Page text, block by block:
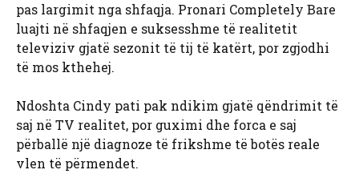
pas largimit nga shfaqja. Pronari Completely Bare
luajti në shfaqjen e suksesshme të realitetit
televiziv gjatë sezonit të tij të katërt, por zgjodhi
të mos kthehej.
Ndoshta Cindy pati pak ndikim gjatë qëndrimit të
saj në TV realitet, por guximi dhe forca e saj
përballë një diagnoze të frikshme të botës reale
vlen të përmendet.